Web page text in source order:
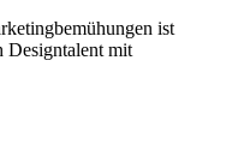
ist
Designtalent mit